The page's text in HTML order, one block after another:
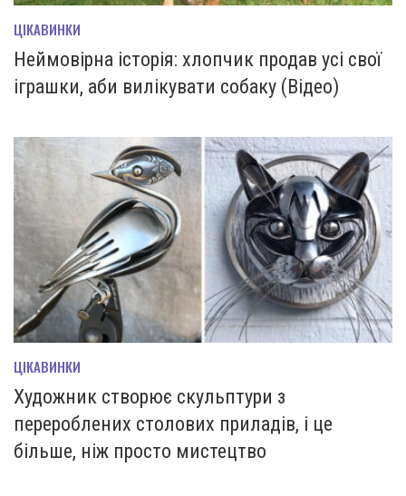
ЦІКАВИНКИ
Неймовірна історія: хлопчик продав усі свої
іграшки, аби вилікувати собаку (Відео)
ЦІКАВИНКИ
Художник створює скульптури з
перероблених столових приладів, і це
більше, ніж просто мистецтво